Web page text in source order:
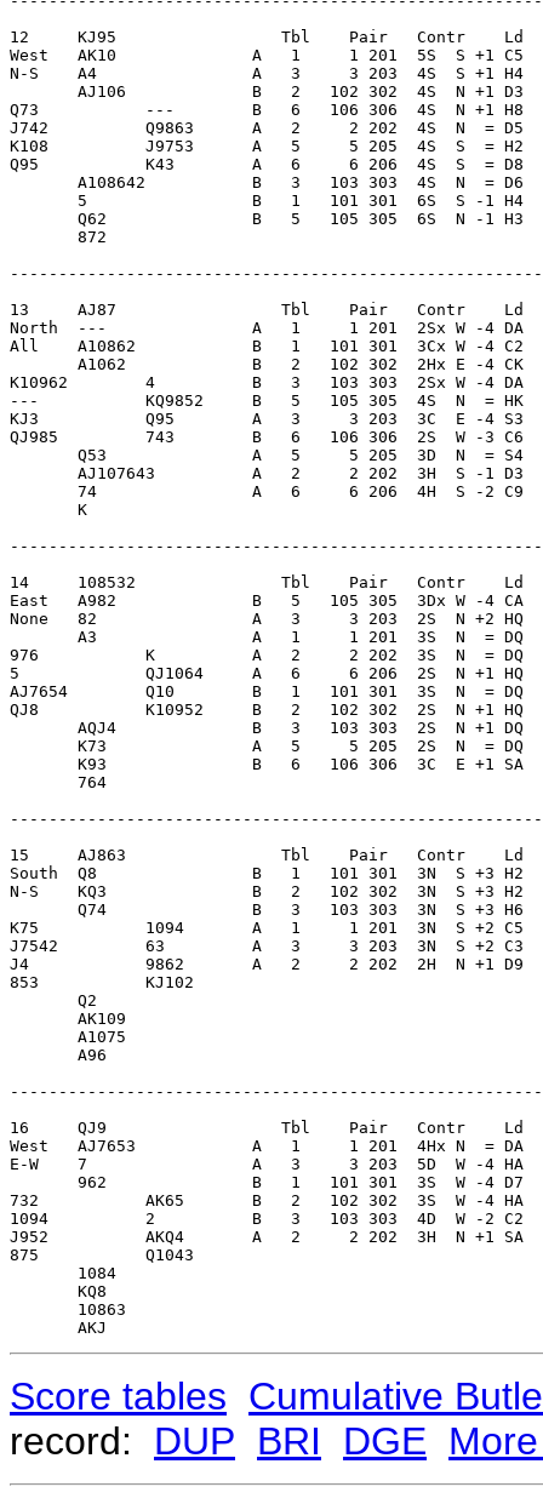
Score tables Cumulative
record: DUP BRI DGE